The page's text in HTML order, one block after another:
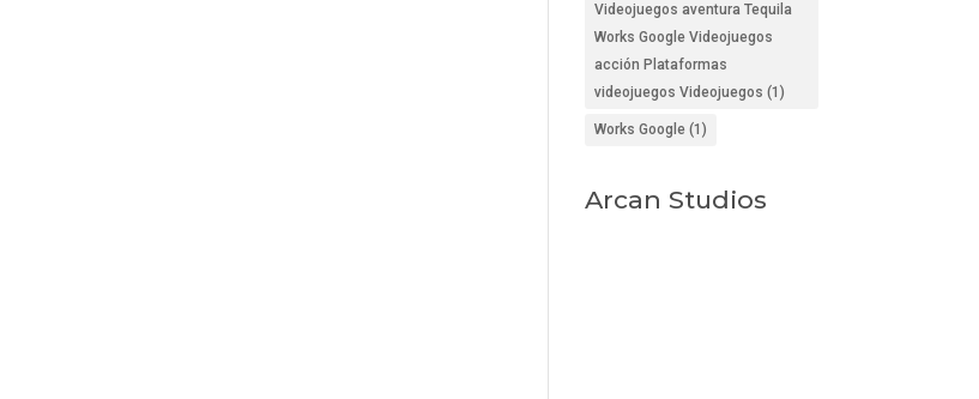
Videojuegos aventura Tequila
Works Google Videojuegos
acción Plataformas
videojuegos Videojuegos (1)
Works Google (1)
Arcan Studios